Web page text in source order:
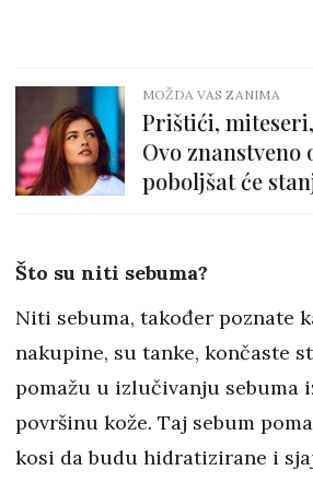
MOŽDA VAS ZANIMA
Prištići,
Ovo znanstveno
poboljšat će
Što su niti sebuma?
Niti sebuma, također poznate
nakupine, su tanke, končaste
pomažu u izlučivanju sebuma
površinu kože. Taj sebum
kosi da budu hidratizirane i